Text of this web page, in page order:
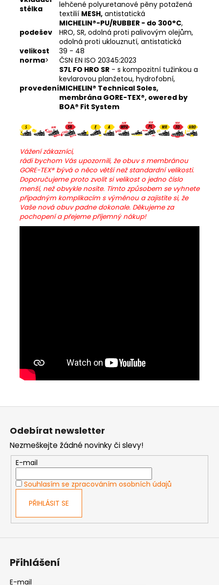
stélka
lehčené polyuretanové pěny potažená
textilií MESH, antistatická
podešev
MICHELIN®-PU/RUBBER - do 300°C,
HRO, SR, odolná proti palivovým olejům,
odolná proti uklouznutí, antistatická
velikost
39 - 48
norma> ČSN EN ISO 20345:2023
provedení
S7L FO HRO SR - s kompozitní tužinkou a
kevlarovou planžetou, hydrofobní,
MICHELIN® Technical Soles,
membrána GORE-TEX®, owered by
BOA® Fit System
Vážení zákazníci,
rádi bychom Vás upozornili, že obuv s membránou
GORE-TEX® bývá o něco větší než standardní velikosti.
Doporučujeme proto zvolit si velikost o jedno číslo
menší, než obvykle nosíte. Tímto způsobem se vyhnete
případným komplikacím s výměnou a zajistíte si, že
Vaše nová obuv padne dokonale. Děkujeme za
pochopení a přejeme příjemný nákup!
Odebírat newsletter
Nezmeškejte žádné novinky či slevy!
E-mail
Souhlasím se zpracováním osobních údajů
PŘIHLÁSIT SE
Přihlášení
E-mail